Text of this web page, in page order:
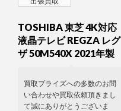
TOSHIBA 東芝 4K対応
液晶テレビ REGZA レグ
ザ 50M540X 2021年製
買取プライズへの多数のお問
い合わせや買取依頼頂きまし
て誠にありがとうございま